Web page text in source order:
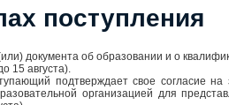
поступления
документа об образовании и о
15 августа).
подтверждает свое согласие на
организацией для